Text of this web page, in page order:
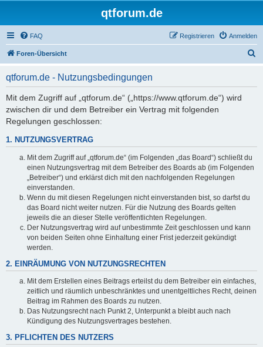
qtforum.de
FAQ Anmelden
Registrieren
Foren-Übersicht
qtforum.de - Nutzungsbedingungen
Mit dem Zugriff auf „qtforum.de“ („https://www.qtforum.de“) wird
zwischen dir und dem Betreiber ein Vertrag mit folgenden
Regelungen geschlossen:
1. NUTZUNGSVERTRAG
Mit dem Zugriff auf „qtforum.de“ (im Folgenden „das Board“) schließt du
einen Nutzungsvertrag mit dem Betreiber des Boards ab (im Folgenden
„Betreiber“) und erklärst dich mit den nachfolgenden Regelungen
einverstanden.
Wenn du mit diesen Regelungen nicht einverstanden bist, so darfst du
das Board nicht weiter nutzen. Für die Nutzung des Boards gelten
jeweils die an dieser Stelle veröffentlichten Regelungen.
Der Nutzungsvertrag wird auf unbestimmte Zeit geschlossen und kann
von beiden Seiten ohne Einhaltung einer Frist jederzeit gekündigt
werden.
2. EINRÄUMUNG VON NUTZUNGSRECHTEN
Mit dem Erstellen eines Beitrags erteilst du dem Betreiber ein einfaches,
zeitlich und räumlich unbeschränktes und unentgeltliches Recht, deinen
Beitrag im Rahmen des Boards zu nutzen.
Das Nutzungsrecht nach Punkt 2, Unterpunkt a bleibt auch nach
Kündigung des Nutzungsvertrages bestehen.
3. PFLICHTEN DES NUTZERS